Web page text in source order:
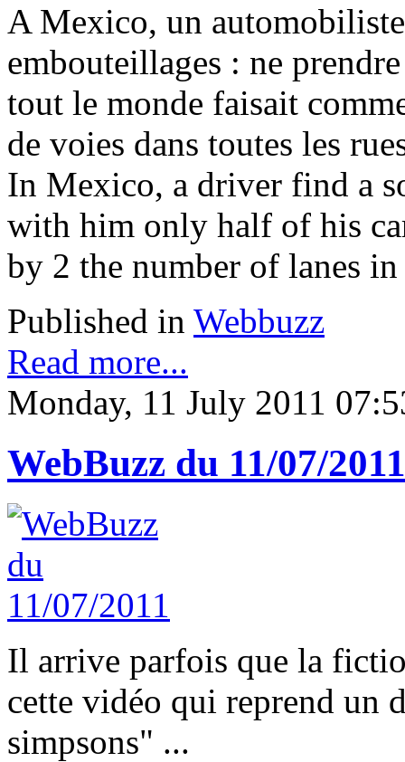
A Mexico, un
embouteillages : ne
tout le monde faisait
de voies dans toutes les
In Mexico, a driver find a
with him only half of his
by 2 the number of lanes in
Published in Webbuzz
Read more...
Monday, 11 July 2011
WebBuzz du 11/07/2011
Il arrive parfois que la
cette vidéo qui reprend un
simpsons" ...